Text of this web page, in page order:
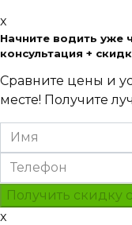
x
Начните водить уже
консультация +
Сравните цены и
месте! Получите
x